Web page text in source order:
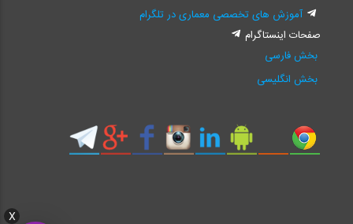
X
آموزش های تخصصی معماری در تلگرام
صفحات اینستاگرام
بخش فارسی
بخش انگلیسی